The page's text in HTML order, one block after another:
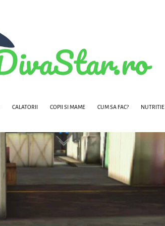
CALATORII COPII SI MAME CUM SA FAC? NUTRITIE